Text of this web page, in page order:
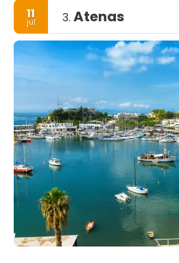
11
jul 3. Atenas